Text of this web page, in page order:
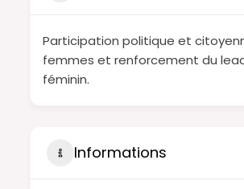
Participation politique et
femmes et renforcement du
féminin.
Informations